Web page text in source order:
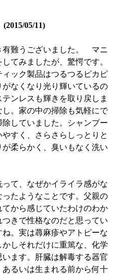
05/11)
有難うございました。 マニ
てみましたが、驚愕です。
ック製品はつるつるピカピ
なくなり光り輝いているの
ンレスも輝きを取り戻しま
。家の中の掃除も気軽にで
していました。シャンプー
すく、さらさらしっとりと
柔らかく、臭いもなく洗い
て、なぜかイライラ感がな
たようなことです。父親の
から感じていたわけのわか
きで性格なのだと思ってい
。実は蕁麻疹やアトピーな
しそれだけに重篤な、化学
ます。肝臓は解毒する器官
るいは生まれる前から何十